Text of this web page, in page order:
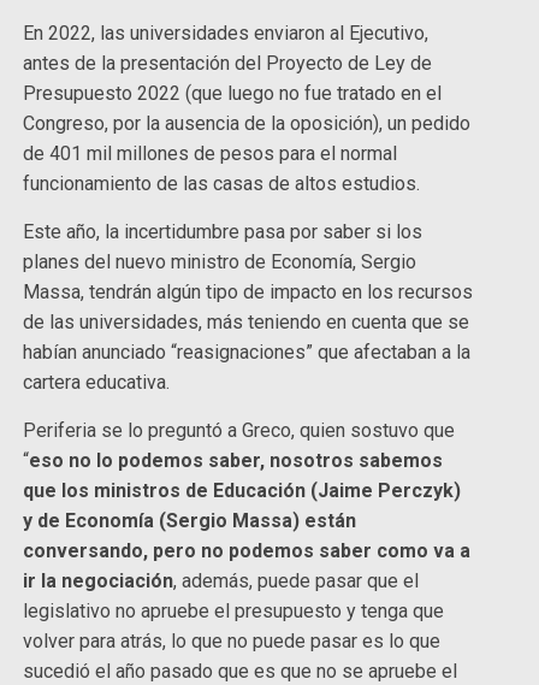
En 2022, las universidades enviaron al Ejecutivo,
antes de la presentación del Proyecto de Ley de
Presupuesto 2022 (que luego no fue tratado en el
Congreso, por la ausencia de la oposición), un pedido
de 401 mil millones de pesos para el normal
funcionamiento de las casas de altos estudios.
Este año, la incertidumbre pasa por saber si los
planes del nuevo ministro de Economía, Sergio
Massa, tendrán algún tipo de impacto en los recursos
de las universidades, más teniendo en cuenta que se
habían anunciado “reasignaciones” que afectaban a la
cartera educativa.
Periferia se lo preguntó a Greco, quien sostuvo que
“eso no lo podemos saber, nosotros sabemos
que los ministros de Educación (Jaime Perczyk)
y de Economía (Sergio Massa) están
conversando, pero no podemos saber como va a
ir la negociación, además, puede pasar que el
legislativo no apruebe el presupuesto y tenga que
volver para atrás, lo que no puede pasar es lo que
sucedió el año pasado que es que no se apruebe el